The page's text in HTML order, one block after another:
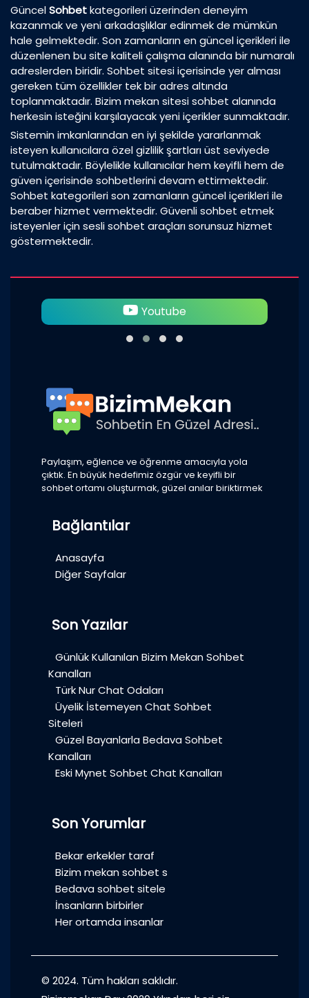
GüncelSohbetkategorileri üzerinden deneyim
kazanmak ve yeni arkadaşlıklar edinmek de mümkün
hale gelmektedir. Son zamanların en güncel içerikleri ile
düzenlenen bu site kaliteli çalışma alanında bir numaralı
adreslerden biridir. Sohbet sitesi içerisinde yer alması
gereken tüm özellikler tek bir adres altında
toplanmaktadır. Bizim mekan sitesi sohbet alanında
herkesin isteğini karşılayacak yeni içerikler sunmaktadır.
Sistemin imkanlarından en iyi şekilde yararlanmak
isteyen kullanıcılara özel gizlilik şartları üst seviyede
tutulmaktadır. Böylelikle kullanıcılar hem keyifli hem de
güven içerisinde sohbetlerini devam ettirmektedir.
Sohbet kategorileri son zamanların güncel içerikleri ile
beraber hizmet vermektedir. Güvenli sohbet etmek
isteyenler için sesli sohbet araçları sorunsuz hizmet
göstermektedir.
Twitter
Paylaşım, eğlence ve öğrenme amacıyla yola
çıktık. En büyük hedefimiz özgür ve keyifli bir
sohbet ortamı oluşturmak, güzel anılar biriktirmek
Bağlantılar
Anasayfa
Diğer Sayfalar
Son Yazılar
Günlük Kullanılan Bizim Mekan Sohbet
Kanalları
Türk Nur Chat Odaları
Üyelik İstemeyen Chat Sohbet
Siteleri
Güzel Bayanlarla Bedava Sohbet
Kanalları
Eski Mynet Sohbet Chat Kanalları
Son Yorumlar
Bekar erkekler taraf
Bizim mekan sohbet s
Bedava sohbet sitele
İnsanların birbirler
Her ortamda insanlar
© 2024. Tüm hakları saklıdır.